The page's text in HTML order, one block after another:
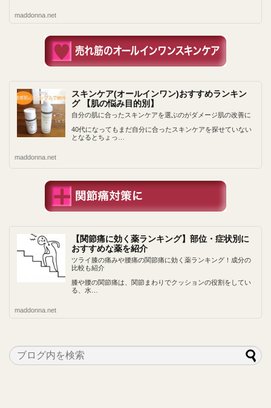
maddonna.net
スキンケア(オールインワン)おすすめランキン
グ 【肌の悩み目的別】
自分の肌に合ったスキンケアを選ぶのがダメージ肌の改善に
40代になってもまだ自分に合ったスキンケアを探せていない
となるとちょっ…
maddonna.net
【関節痛に効く薬ランキング】部位・症状別に
おすすめな薬を紹介
ツライ膝の痛みや腰痛の関節痛に効く薬ランキング！成分の
比較も紹介
膝や腰の関節痛は、関節まわりでクッションの役割をしてい
る、水…
maddonna.net